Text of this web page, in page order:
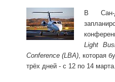
В
Light
Conference (LBA), которая
трёх дней - с 12 по 14 марта.